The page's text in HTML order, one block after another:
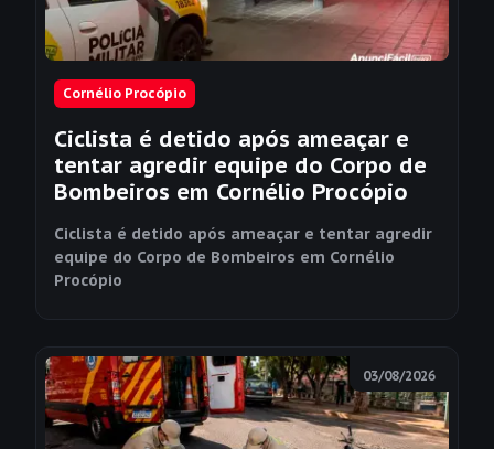
Cornélio Procópio
Ciclista é detido após ameaçar e
tentar agredir equipe do Corpo de
Bombeiros em Cornélio Procópio
Ciclista é detido após ameaçar e tentar agredir
equipe do Corpo de Bombeiros em Cornélio
Procópio
03/08/2026